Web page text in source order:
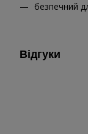
безпечний
Відгуки